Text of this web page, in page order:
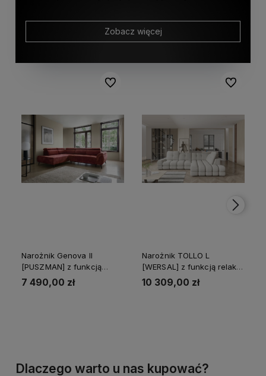
Zobacz więcej
Narożnik Genova II
[PUSZMAN] z funkcją
spania
7 490,00 zł
Do ulubionych
Narożnik TOLLO L
[WERSAL] z funkcją relaks
i elektrycznym wysuwem
10 309,00 zł
Do
Dlaczego warto u nas kupować?